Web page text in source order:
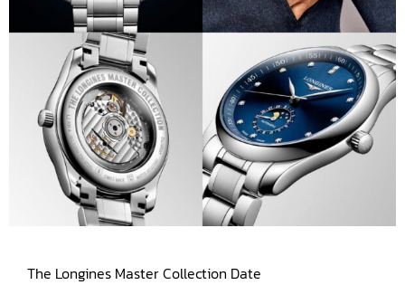
The Longines Master Collection Date